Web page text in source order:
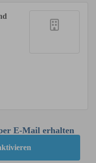
E-Mail erhalten